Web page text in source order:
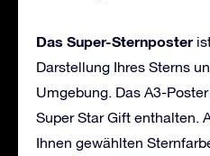
Das Super-Sternposter
Darstellung Ihres Sterns
Umgebung. Das A3-
Super Star Gift enthalten.
Ihnen gewählten